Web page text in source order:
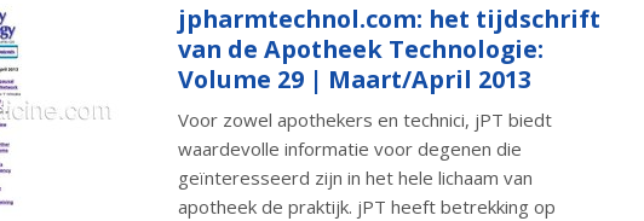
jpharmtechnol.com: het tijdschrift
van de Apotheek Technologie:
Volume 29 | Maart/April 2013
Voor zowel apothekers en technici, jPT biedt
waardevolle informatie voor degenen die
geïnteresseerd zijn in het hele lichaam van
apotheek de praktijk. jPT heeft betrekking op